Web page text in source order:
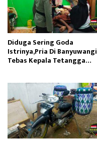
Diduga Sering Goda
Istrinya,Pria Di Banyuwangi
Tebas Kepala Tetangga